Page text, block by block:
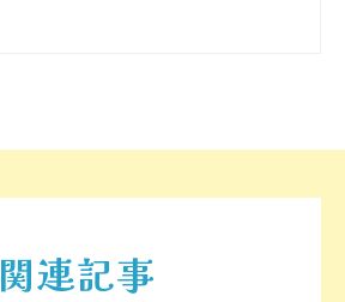
関連記事